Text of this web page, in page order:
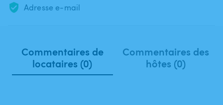
Adresse e-mail
Commentaires de
locataires (0)
Commentaires des
hôtes (0)